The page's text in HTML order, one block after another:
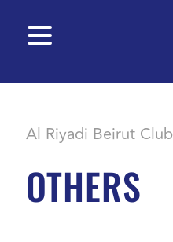
Al Riyadi Beirut Club
OTHERS